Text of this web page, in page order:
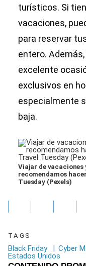
turísticos. Si
vacaciones,
para reservar
entero.
excelente
exclusivos en
especialmente
baja.
Viajar de vacaciones
recomendamos
Tuesday (Pexels)
TAGS
Black Friday | Cyber
Estados Unidos